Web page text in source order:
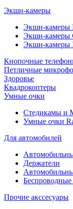
Экшн-камеры
Экшн-камеры
Экшн-камеры
Экшн-камеры
Кнопочные
Петличные
Здоровье
Квадрокоптеры
Умные очки
Стедикамы и
Умные очки
Для автомобилей
Держатели
Прочие акссесуары